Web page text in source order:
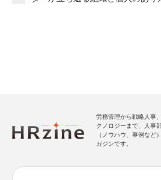
労務管理から戦略人事
クノロジーまで、人事
（ノウハウ、事例など
ガジンです。